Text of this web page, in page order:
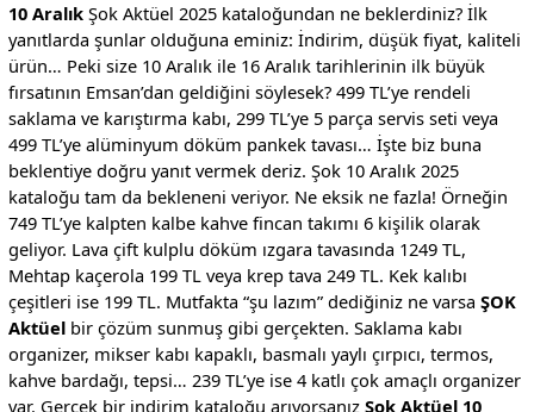
10 AralıkŞok Aktüel 2025 kataloğundan ne beklerdiniz? İlk
yanıtlarda şunlar olduğuna eminiz: İndirim, düşük fiyat, kaliteli
ürün… Peki size 10 Aralık ile 16 Aralık tarihlerinin ilk büyük
fırsatının Emsan’dan geldiğini söylesek? 499 TL’ye rendeli
saklama ve karıştırma kabı, 299 TL’ye 5 parça servis seti veya
499 TL’ye alüminyum döküm pankek tavası… İşte biz buna
beklentiye doğru yanıt vermek deriz. Şok 10 Aralık 2025
kataloğu tam da bekleneni veriyor. Ne eksik ne fazla! Örneğin
749 TL’ye kalpten kalbe kahve fincan takımı 6 kişilik olarak
geliyor. Lava çift kulplu döküm ızgara tavasında 1249 TL,
Mehtap kaçerola 199 TL veya krep tava 249 TL. Kek kalıbı
çeşitleri ise 199 TL. Mutfakta “şu lazım” dediğiniz ne varsa ŞOK
Aktüelbir çözüm sunmuş gibi gerçekten. Saklama kabı
organizer, mikser kabı kapaklı, basmalı yaylı çırpıcı, termos,
kahve bardağı, tepsi… 239 TL’ye ise 4 katlı çok amaçlı organizer
var. Gerçek bir indirim kataloğu arıyorsanız Şok Aktüel 10